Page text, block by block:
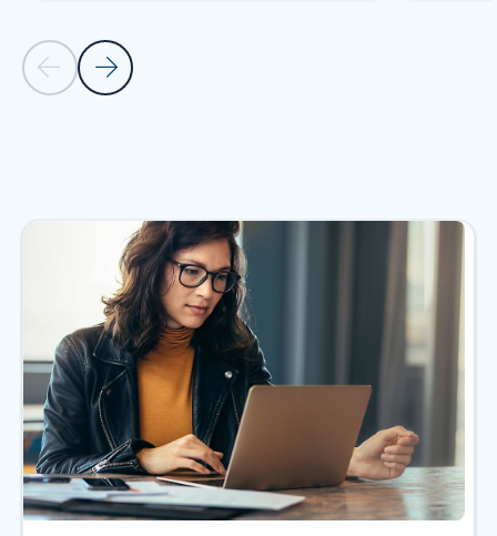
Vorherige FolieNächste Folie